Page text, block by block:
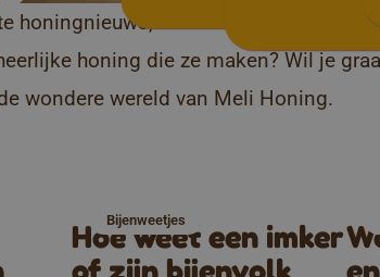
honingnieuws, artikels vol
honing die ze maken? Wil je
wondere wereld van Meli Honing.
Hoe weet een imker
Bijenweetjes